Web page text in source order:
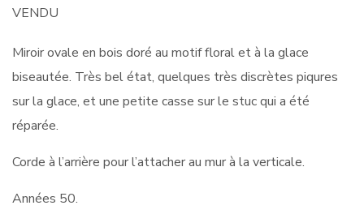
VENDU
Miroir ovale en bois doré au motif floral et à la glace
biseautée. Très bel état, quelques très discrètes piqures
sur la glace, et une petite casse sur le stuc qui a été
réparée.
Corde à l’arrière pour l’attacher au mur à la verticale.
Années 50.